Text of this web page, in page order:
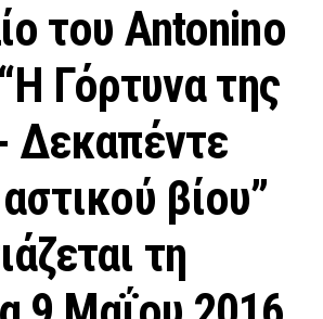
του Antonino
Γόρτυνα της
Δεκαπέντε
βίου”
τη